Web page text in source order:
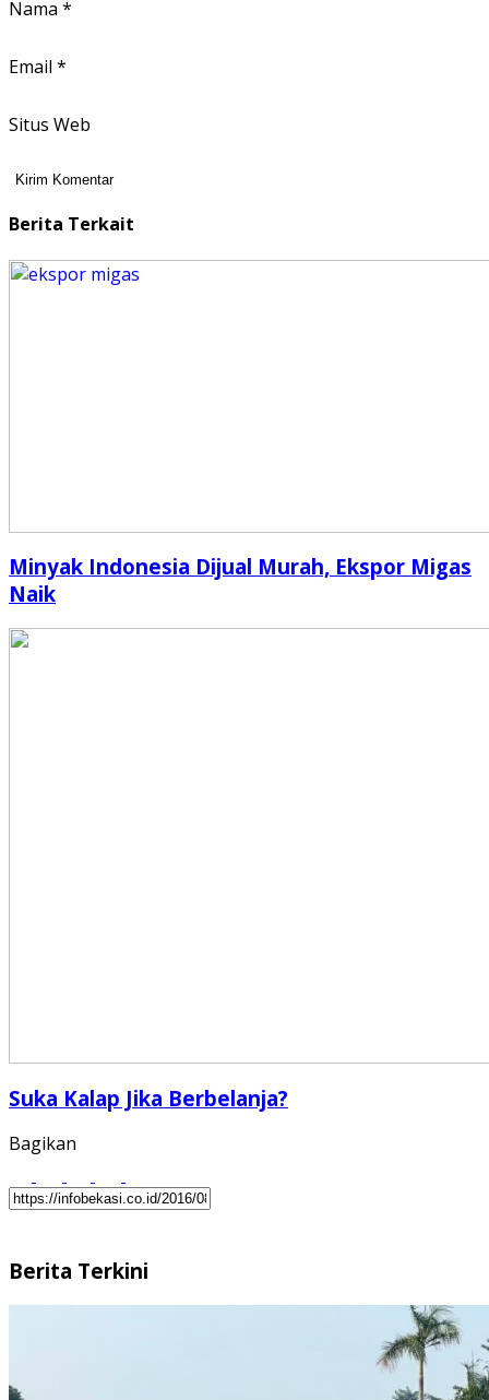
Nama *
Email *
Situs Web
Berita Terkait
Minyak Indonesia Dijual Murah, Ekspor Migas
Naik
Suka Kalap Jika Berbelanja?⁠⁠⁠⁠
Bagikan
Berita Terkini